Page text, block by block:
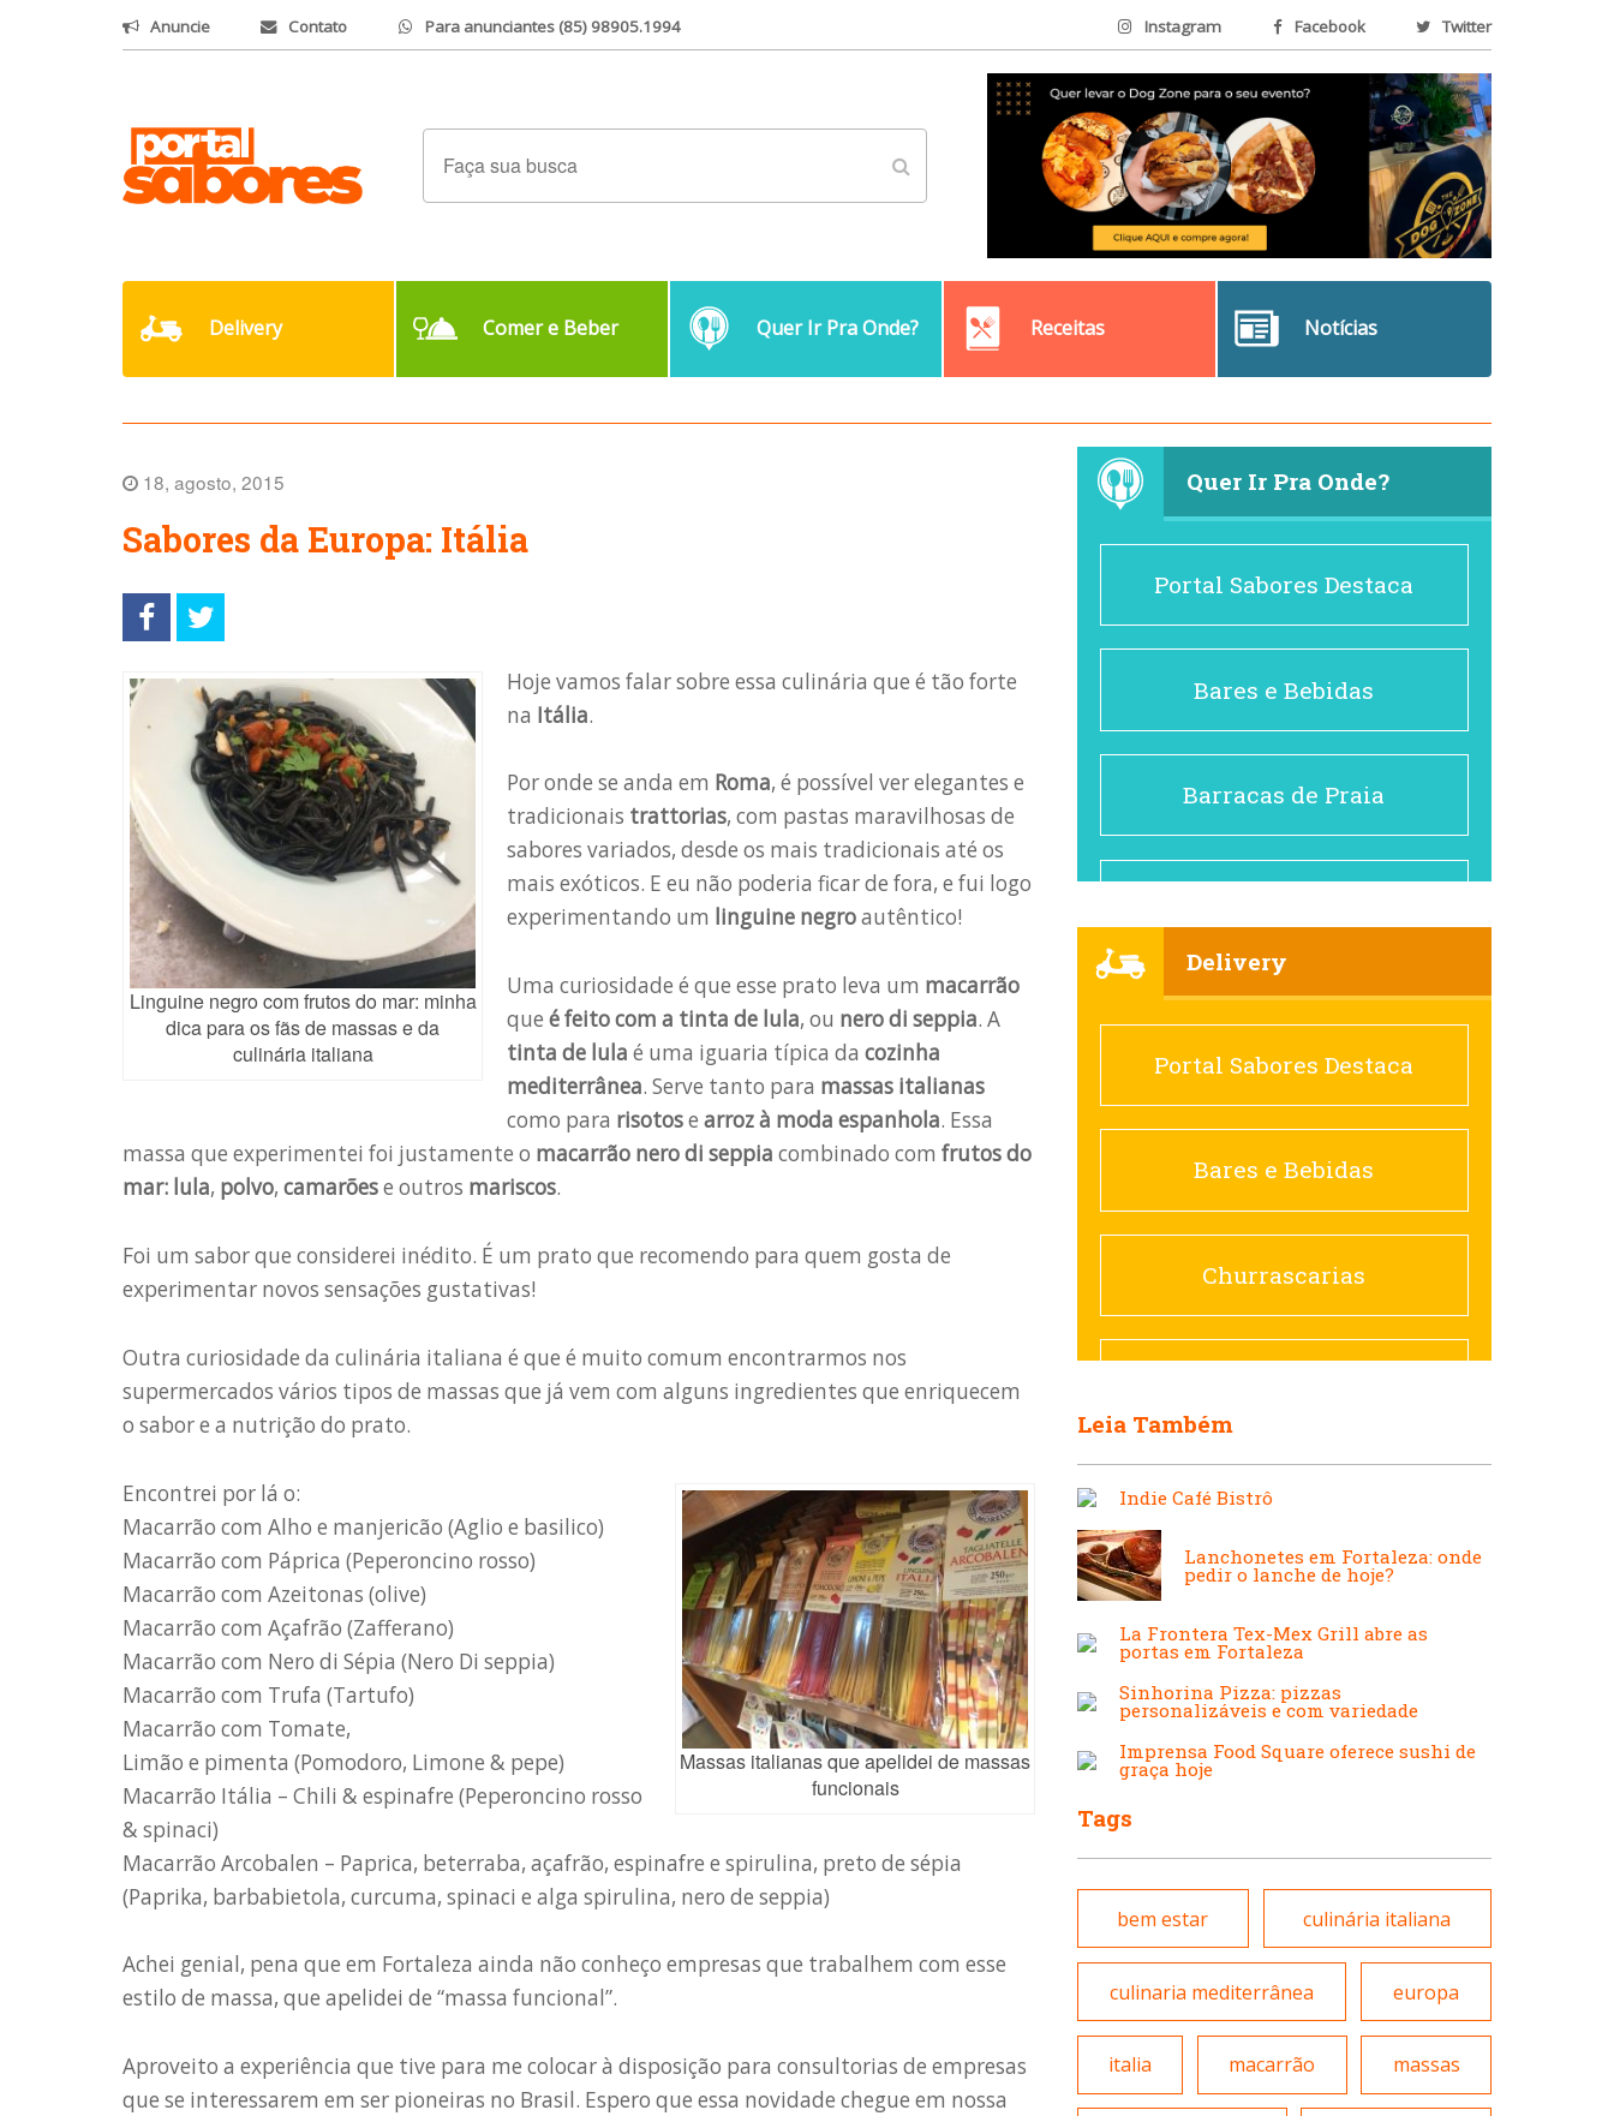
Anuncie Contato Para anunciantes (85) 98905.1994 Instagram Facebook Twitter
Delivery Comer e Beber Quer Ir Pra Onde? Receitas Notícias
18, agosto, 2015
Sabores da Europa: Itália
Linguine negro com frutos do mar: minha
dica para os fãs de massas e da
culinária italiana
Hoje vamos falar sobre essa culinária que é tão forte
na Itália.
Por onde se anda em Roma, é possível ver elegantes e
tradicionais trattorias, com pastas maravilhosas de
sabores variados, desde os mais tradicionais até os
mais exóticos. E eu não poderia ficar de fora, e fui logo
experimentando um linguine negroautêntico!
Uma curiosidade é que esse prato leva um macarrão
que é feito com a tinta de lula, ou nero di seppia. A
tinta de lula é uma iguaria típica da cozinha
mediterrânea. Serve tanto para massas italianas
como para risotose arroz à moda espanhola. Essa
massa que experimentei foi justamente o macarrão nero di seppia combinado com frutos do
mar: lula, polvo, camarõese outros mariscos.
Foi um sabor que considerei inédito. É um prato que recomendo para quem gosta de
experimentar novos sensações gustativas!
Outra curiosidade da culinária italiana é que é muito comum encontrarmos nos
supermercados vários tipos de massas que já vem com alguns ingredientes que enriquecem
o sabor e a nutrição do prato.
Massas italianas que apelidei de massas
funcionais
Encontrei por lá o:
Macarrão com Alho e manjericão (Aglio e basilico)
Macarrão com Páprica (Peperoncino rosso)
Macarrão com Azeitonas (olive)
Macarrão com Açafrão (Zafferano)
Macarrão com Nero di Sépia (Nero Di seppia)
Macarrão com Trufa (Tartufo)
Macarrão com Tomate,
Limão e pimenta (Pomodoro, Limone & pepe)
Macarrão Itália – Chili & espinafre (Peperoncino rosso
& spinaci)
Macarrão Arcobalen – Paprica, beterraba, açafrão, espinafre e spirulina, preto de sépia
(Paprika, barbabietola, curcuma, spinaci e alga spirulina, nero de seppia)
Achei genial, pena que em Fortaleza ainda não conheço empresas que trabalhem com esse
estilo de massa, que apelidei de “massa funcional”.
Aproveito a experiência que tive para me colocar à disposição para consultorias de empresas
que se interessarem em ser pioneiras no Brasil. Espero que essa novidade chegue em nossa
Quer Ir Pra Onde?
Portal Sabores Destaca
Bares e Bebidas
Barracas de Praia
Cafés
Churrascarias
Comida saudável
Contemporânea
Francesa
Hamburguerias e
Sanduicherias
Japonesa e Oriental
Lanchonetes
Delivery
Portal Sabores Destaca
Bares e Bebidas
Churrascarias
Hamburguerias e
Japonesa e Oriental
Padarias e Confeitarias
Peixes e Frutos do Mar
Leia Também
Indie Café Bistrô
Lanchonetes em Fortaleza: onde
pedir o lanche de hoje?
La Frontera Tex-Mex Grill abre as
portas em Fortaleza
Sinhorina Pizza: pizzas
personalizáveis e com variedade
Imprensa Food Square oferece sushi de
graça hoje
Tags
bem estar culinária italiana
culinaria mediterrânea europa
italia macarrão massas